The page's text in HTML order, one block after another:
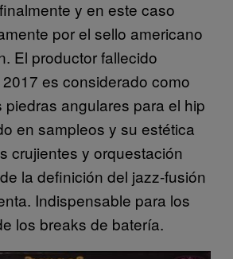
y en este caso
por el sello americano
El productor fallecido
es considerado como
piedras angulares para el hip
en sampleos y su estética
crujientes y orquestación
la definición del jazz-fusión
Indispensable para los
los breaks de batería.